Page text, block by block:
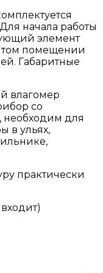
начала работы
элемент
том помещении
Габаритные
влагомер
со
необходим для
в ульях,
практически